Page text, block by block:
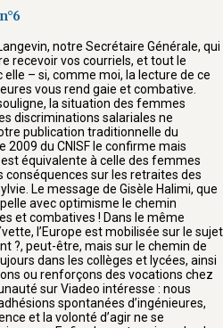
notre Secrétaire Générale, qui
recevoir vos courriels, et tout le
elle – si, comme moi, la lecture de ce
vous rend gaie et combative.
la situation des femmes
discriminations salariales ne
publication traditionnelle du
2009 du CNISF le confirme mais
équivalente à celle des femmes
conséquences sur les retraites des
Le message de Gisèle Halimi, que
avec optimisme le chemin
et combatives ! Dans le même
l’Europe est mobilisée sur le sujet
?, peut-être, mais sur le chemin de
dans les collèges et lycées, ainsi
ou renforçons des vocations chez
sur Viadeo intéresse : nous
spontanées d’ingénieures,
et la volonté d’agir ne se